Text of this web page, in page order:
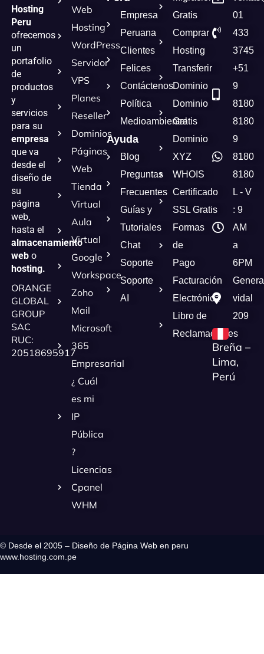
Hosting
Peru
ofrecemos
un
portafolio
de
productos
y
servicios
para su
empresa
que va
desde el
diseño de
su
página
web,
hasta el
almacenamiento
webo
hosting.
ORANGE
GLOBAL
GROUP
SAC
RUC:
20518695917
Web
Hosting
WordPress
Servidor
VPS
Planes
Reseller
Dominios
Páginas
Web
Tienda
Virtual
Aula
Virtual
Google
Workspace
Zoho
Mail
Microsoft
365
Empresarial
¿ Cuál
es mi
IP
Pública
?
Licencias
Cpanel
WHM
Empresa
Peruana
Clientes
Felices
Contáctenos
Política
Medioambiental
Ayuda
Blog
Preguntas
Frecuentes
Guías y
Tutoriales
Chat
Soporte
Soporte
AI
Gratis
Comprar
Hosting
Transferir
Dominio
Dominio
Gratis
Dominio
XYZ
WHOIS
Certificado
SSL Gratis
Formas
de
Pago
Facturación
Electrónica
Libro de
Reclamaciones
01
433
3745
+51
9
8180
8180
9
8180
8180
L - V
: 9
AM
a
6PM
vidal
209
Breña –
Lima,
Perú
© Desde el 2005 – Diseño de Página Web en peru
www.hosting.com.pe